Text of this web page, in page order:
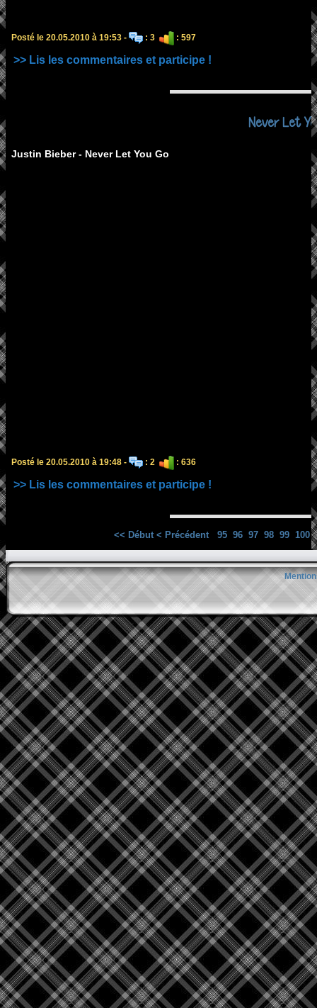
Posté le 20.05.2010 à 19:53 - : 3 : 597
>> Lis les commentaires et participe !
Never Let
Justin Bieber - Never Let You Go
Posté le 20.05.2010 à 19:48 - : 2 : 636
>> Lis les commentaires et participe !
<< Début < Précédent 95 96 97 98 99 100